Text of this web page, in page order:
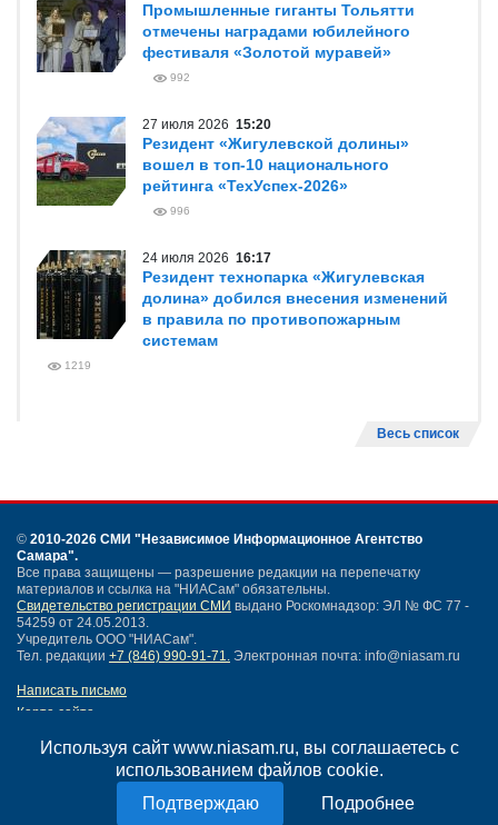
Используя сайт www.niasam.ru, вы соглашаетесь с
использованием файлов cookie.
Подробнее
Промышленные гиганты Тольятти
отмечены наградами юбилейного
фестиваля «Золотой муравей»
992
27 июля 2026 15:20
Резидент «Жигулевской долины»
вошел в топ-10 национального
рейтинга «ТехУспех-2026»
996
24 июля 2026 16:17
Резидент технопарка «Жигулевская
долина» добился внесения изменений
в правила по противопожарным
системам
1219
Весь список
© 2010-2026 СМИ "Независимое Информационное Агентство
Самара".
Все права защищены — разрешение редакции на перепечатку
материалов и ссылка на "НИАСам" обязательны.
Свидетельство регистрации СМИ выдано Роскомнадзор: ЭЛ № ФС 77 -
54259 от 24.05.2013.
Учредитель ООО "НИАСам".
Тел. редакции +7 (846) 990-91-71. Электронная почта: info@niasam.ru
Написать письмо
Карта сайта
Политика конфиденциальности
Согласие на обработку персональных данных